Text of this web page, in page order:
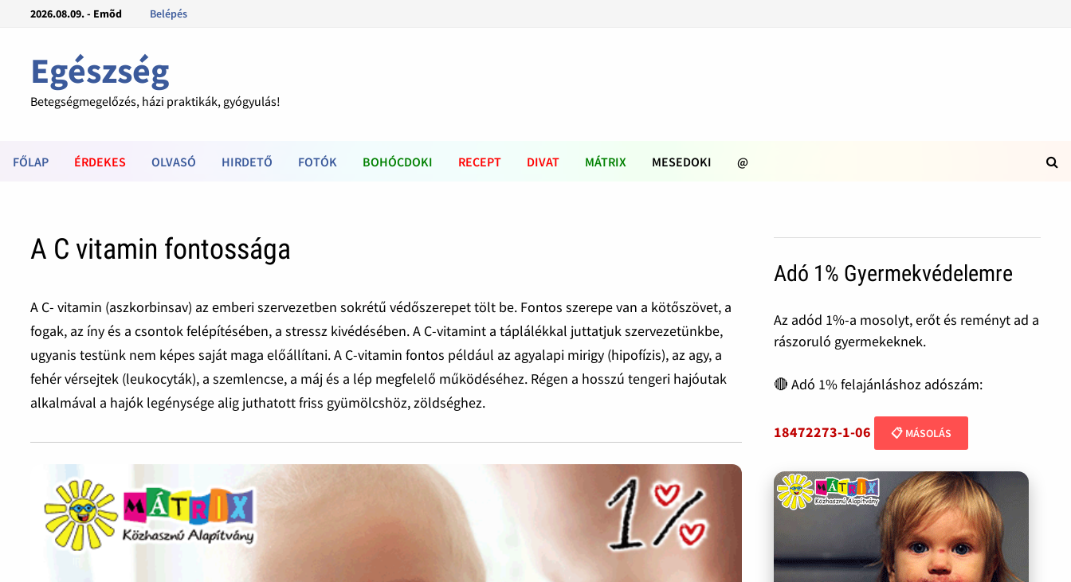
2026.08.09. - Emõd Belépés
Egészség
Betegségmegelőzés, házi praktikák, gyógyulás!
FŐLAP ÉRDEKES OLVASÓ HIRDETŐ FOTÓK BOHÓCDOKI RECEPT DIVAT MÁTRIX MESEDOKI @
A C vitamin fontossága
A C- vitamin (aszkorbinsav) az emberi szervezetben sokrétű védőszerepet tölt be. Fontos szerepe van a kötőszövet, a
fogak, az íny és a csontok felépítésében, a stressz kivédésében. A C-vitamint a táplálékkal juttatjuk szervezetünkbe,
ugyanis testünk nem képes saját maga előállítani. A C-vitamin fontos például az agyalapi mirigy (hipofízis), az agy, a
fehér vérsejtek (leukocyták), a szemlencse, a máj és a lép megfelelő működéséhez. Régen a hosszú tengeri hajóutak
alkalmával a hajók legénysége alig juthatott friss gyümölcshöz, zöldséghez.
Adó 1% Gyermekvédelemre
Az adód 1%-a mosolyt, erőt és reményt ad a
rászoruló gyermekeknek.
🔴 Adó 1% felajánláshoz adószám:
18472273-1-06 📋 MÁSOLÁS